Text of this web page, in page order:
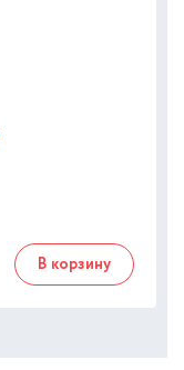
В корзину